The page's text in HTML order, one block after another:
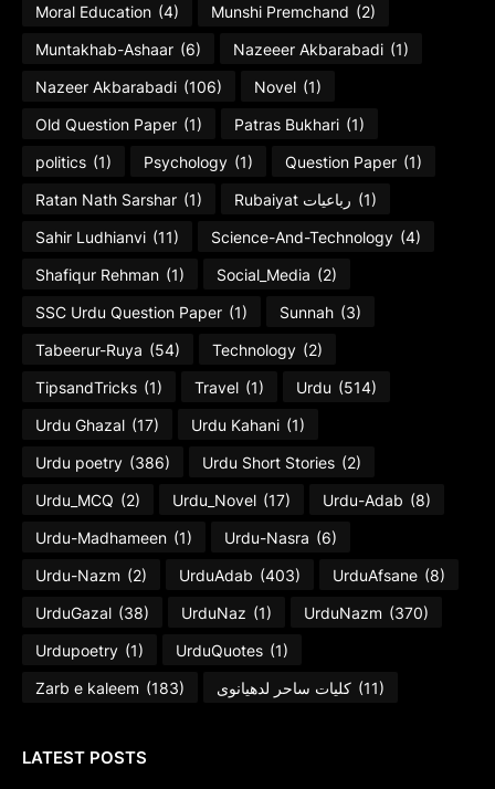
Moral Education (4) Munshi Premchand (2)
Muntakhab-Ashaar (6) Nazeeer Akbarabadi (1)
Nazeer Akbarabadi (106) Novel (1)
Old Question Paper (1) Patras Bukhari (1)
politics (1) Psychology (1) Question Paper (1)
Ratan Nath Sarshar (1) Rubaiyat رباعیات (1)
Sahir Ludhianvi (11) Science-And-Technology (4)
Shafiqur Rehman (1) Social_Media (2)
SSC Urdu Question Paper (1) Sunnah (3)
Tabeerur-Ruya (54) Technology (2)
TipsandTricks (1) Travel (1) Urdu (514)
Urdu Ghazal (17) Urdu Kahani (1)
Urdu poetry (386) Urdu Short Stories (2)
Urdu_MCQ (2) Urdu_Novel (17) Urdu-Adab (8)
Urdu-Madhameen (1) Urdu-Nasra (6)
Urdu-Nazm (2) UrduAdab (403) UrduAfsane (8)
UrduGazal (38) UrduNaz (1) UrduNazm (370)
Urdupoetry (1) UrduQuotes (1)
Zarb e kaleem (183) کلیات ساحر لدھیانوی (11)
LATEST POSTS